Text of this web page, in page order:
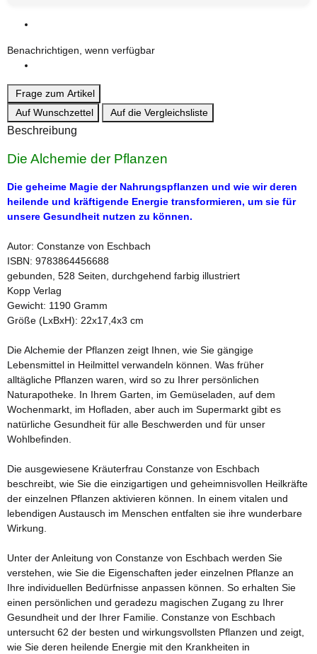
Benachrichtigen, wenn verfügbar
Frage zum Artikel
Auf Wunschzettel
Auf die Vergleichsliste
Beschreibung
Die Alchemie der Pflanzen
Die geheime Magie der Nahrungspflanzen und wie wir deren
heilende und kräftigende Energie transformieren, um sie für
unsere Gesundheit nutzen zu können.
Autor: Constanze von Eschbach
ISBN: 9783864456688
gebunden, 528 Seiten, durchgehend farbig illustriert
Kopp Verlag
Gewicht: 1190 Gramm
Größe (LxBxH): 22x17,4x3 cm
Die Alchemie der Pflanzen zeigt Ihnen, wie Sie gängige
Lebensmittel in Heilmittel verwandeln können. Was früher
alltägliche Pflanzen waren, wird so zu Ihrer persönlichen
Naturapotheke. In Ihrem Garten, im Gemüseladen, auf dem
Wochenmarkt, im Hofladen, aber auch im Supermarkt gibt es
natürliche Gesundheit für alle Beschwerden und für unser
Wohlbefinden.
Die ausgewiesene Kräuterfrau Constanze von Eschbach
beschreibt, wie Sie die einzigartigen und geheimnisvollen Heilkräfte
der einzelnen Pflanzen aktivieren können. In einem vitalen und
lebendigen Austausch im Menschen entfalten sie ihre wunderbare
Wirkung.
Unter der Anleitung von Constanze von Eschbach werden Sie
verstehen, wie Sie die Eigenschaften jeder einzelnen Pflanze an
Ihre individuellen Bedürfnisse anpassen können. So erhalten Sie
einen persönlichen und geradezu magischen Zugang zu Ihrer
Gesundheit und der Ihrer Familie. Constanze von Eschbach
untersucht 62 der besten und wirkungsvollsten Pflanzen und zeigt,
wie Sie deren heilende Energie mit den Krankheiten in